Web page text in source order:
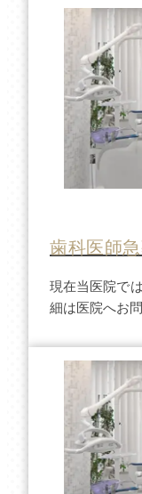
歯科医師
現在当医院で
細は医院へお